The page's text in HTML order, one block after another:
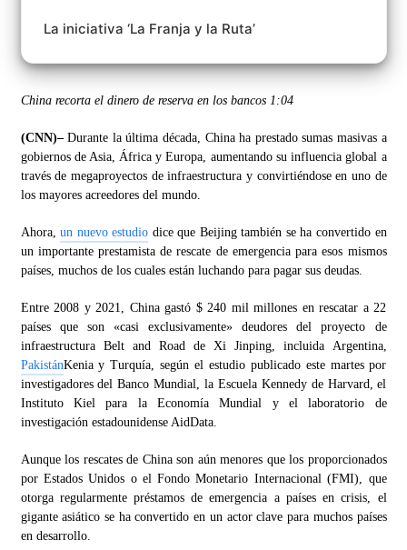
La iniciativa ‘La Franja y la Ruta’
China recorta el dinero de reserva en los bancos 1:04
(CNN)–Durante la última década, China ha prestado sumas masivas a
gobiernos de Asia, África y Europa, aumentando su influencia global a
través de megaproyectos de infraestructura y convirtiéndose en uno de
los mayores acreedores del mundo.
Ahora,un nuevo estudio dice que Beijing también se ha convertido en
un importante prestamista de rescate de emergencia para esos mismos
países, muchos de los cuales están luchando para pagar sus deudas.
Entre 2008 y 2021, China gastó $ 240 mil millones en rescatar a 22
países que son «casi exclusivamente» deudores del proyecto de
infraestructura Belt and Road de Xi Jinping, incluida Argentina,
PakistánKenia y Turquía, según el estudio publicado este martes por
investigadores del Banco Mundial, la Escuela Kennedy de Harvard, el
Instituto Kiel para la Economía Mundial y el laboratorio de
investigación estadounidense AidData.
Aunque los rescates de China son aún menores que los proporcionados
por Estados Unidos o el Fondo Monetario Internacional (FMI), que
otorga regularmente préstamos de emergencia a países en crisis, el
gigante asiático se ha convertido en un actor clave para muchos países
en desarrollo.